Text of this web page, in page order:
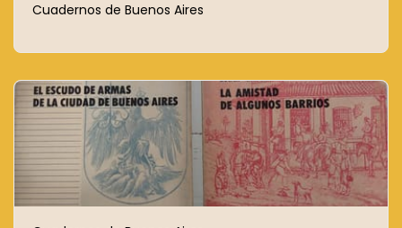
Cuadernos de Buenos Aires